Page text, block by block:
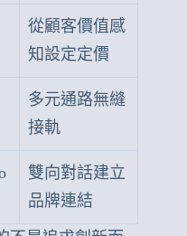
從顧客價值感
知設定定價
多元通路無縫
接軌
雙向對話建立
品牌連結